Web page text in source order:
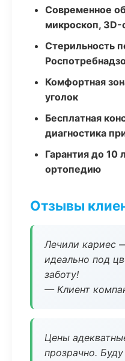
Современное
микроскоп, 3D-
Стерильность
Комфортная
уголок
Бесплатная
диагностика
Гарантия до 10
ортопедию
Отзывы
Лечили кариес
идеально под
заботу!
— Клиент
Цены
прозрачно.